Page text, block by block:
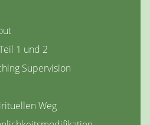
1 und 2
Supervision
Weg